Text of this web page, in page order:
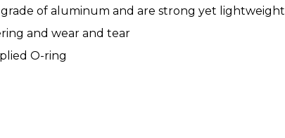
of aluminum and are strong yet lightweight
and wear and tear
O-ring